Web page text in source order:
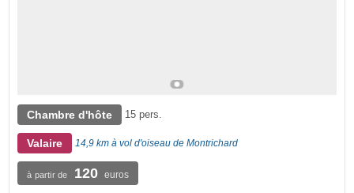
Chambre d'hôte 15 pers.
Valaire 14,9 km à vol d'oiseau de Montrichard
à partir de 120 euros